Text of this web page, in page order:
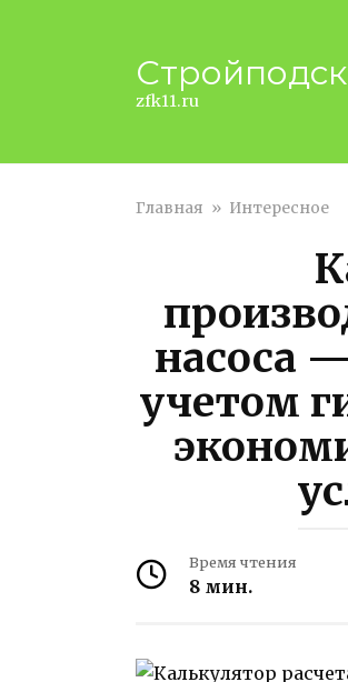
zfk11.ru
Главная » Интересное
насоса
учетом
Время чтения
8 мин.